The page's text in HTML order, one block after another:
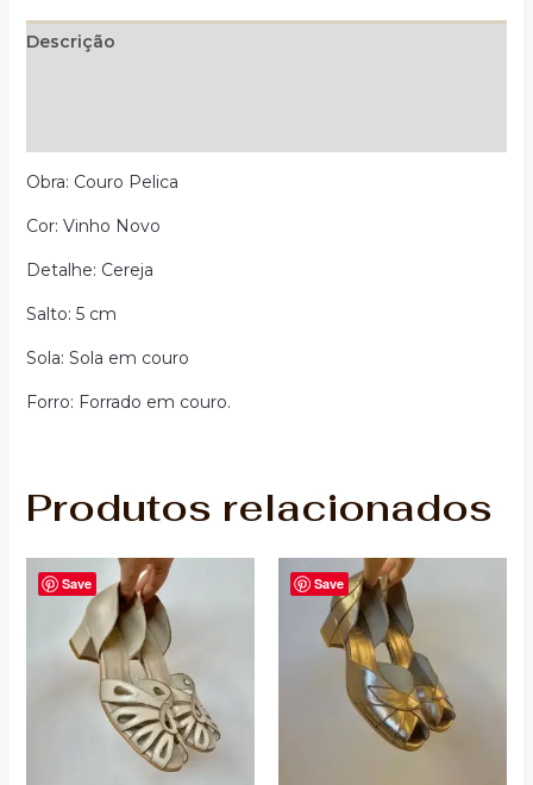
Descrição
Obra: Couro Pelica
Cor: Vinho Novo
Detalhe: Cereja
Salto: 5 cm
Sola: Sola em couro
Forro: Forrado em couro.
Produtos relacionados
Save Save